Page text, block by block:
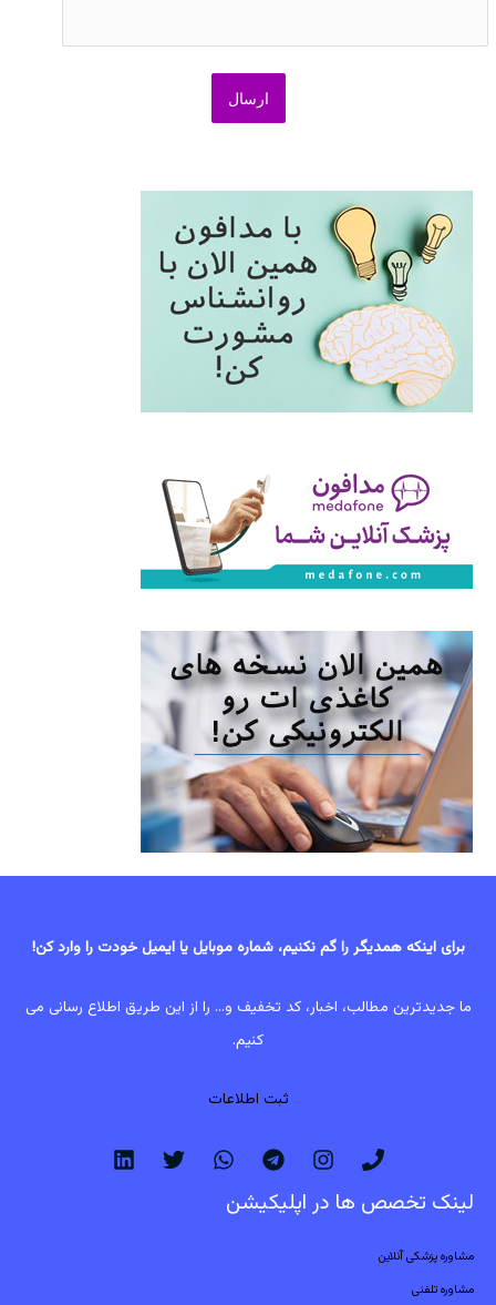
برای اینکه همدیگر را گم نکنیم، شماره موبایل یا ایمیل خودت را وارد کن!
ما جدیدترین مطالب، اخبار، کد تخفیف و... را از این طریق اطلاع رسانی می
کنیم.
ثبت اطلاعات
لینک تخصص ها در اپلیکیشن
مشاوره پزشکی آنلاین
مشاوره تلفنی